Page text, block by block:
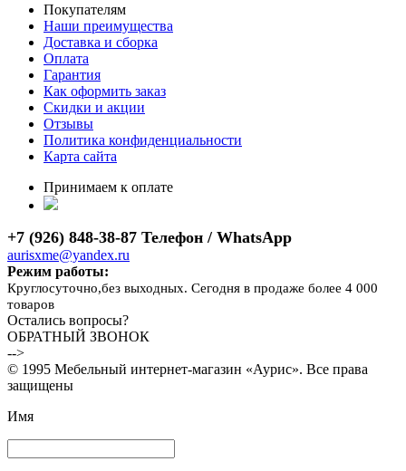
Покупателям
Наши преимущества
Доставка и сборка
Оплата
Гарантия
Как оформить заказ
Скидки и акции
Отзывы
Политика конфиденциальности
Карта сайта
Принимаем к оплате
+7 (926) 848-38-87 Телефон / WhatsApp
aurisxme@yandex.ru
Режим работы:
Круглосуточно,без выходных. Сегодня в продаже более 4 000
товаров
Остались вопросы?
ОБРАТНЫЙ ЗВОНОК
-->
© 1995 Мебельный интернет-магазин «Аурис». Все права
защищены
Имя